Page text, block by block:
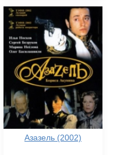
Азазель (2002)